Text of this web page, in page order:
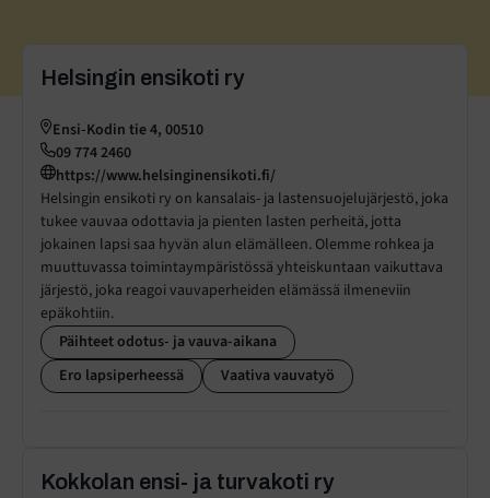
Helsingin ensikoti ry
Ensi-Kodin tie 4, 00510
09 774 2460
https://www.helsinginensikoti.fi/
Helsingin ensikoti ry on kansalais- ja lastensuojelujärjestö, joka
tukee vauvaa odottavia ja pienten lasten perheitä, jotta
jokainen lapsi saa hyvän alun elämälleen. Olemme rohkea ja
muuttuvassa toimintaympäristössä yhteiskuntaan vaikuttava
järjestö, joka reagoi vauvaperheiden elämässä ilmeneviin
epäkohtiin.
Päihteet odotus- ja vauva-aikana
Ero lapsiperheessä
Vaativa vauvatyö
Kokkolan ensi- ja turvakoti ry